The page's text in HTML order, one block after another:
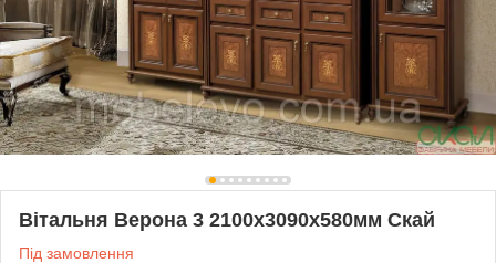
Вітальня Верона 3 2100х3090х580мм Скай
Під замовлення